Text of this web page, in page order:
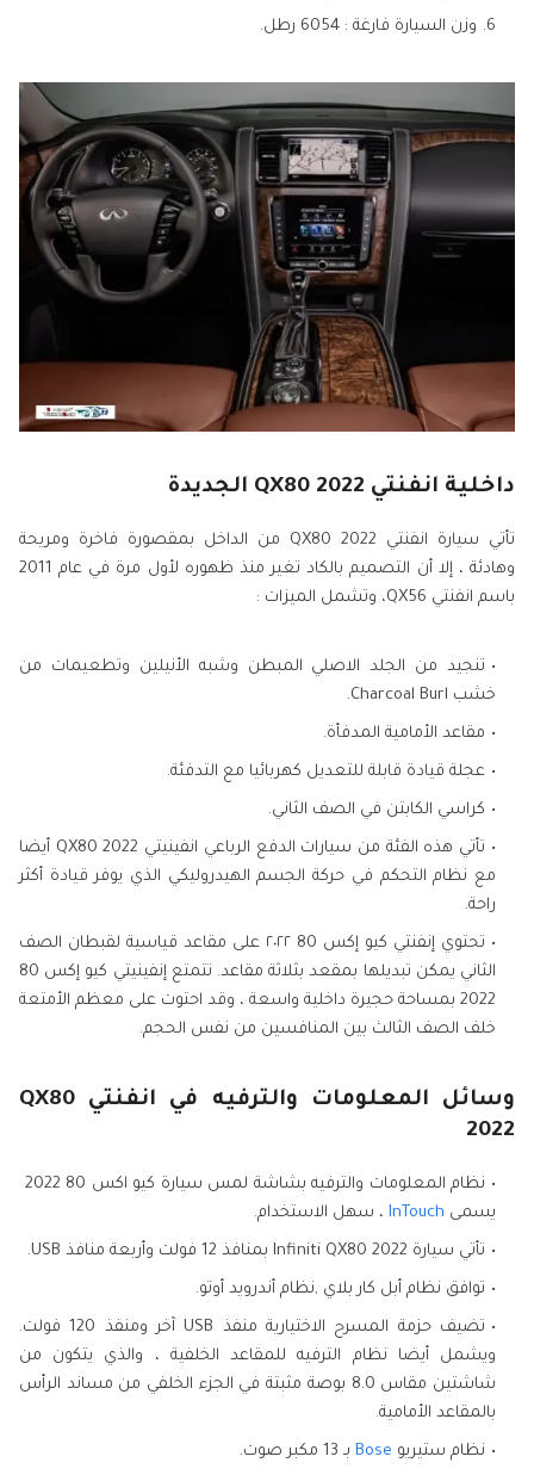
وزن السيارة فارغة : 6054 رطل.
داخلية انفنتي QX80 2022 الجديدة
تأتي سيارة انفنتي QX80 2022 من الداخل بمقصورة فاخرة ومريحة
وهادئة ، إلا أن التصميم بالكاد تغير منذ ظهوره لأول مرة في عام 2011
باسم انفنتي QX56، وتشمل الميزات :
تنجيد من الجلد الاصلي المبطن وشبه الأنيلين وتطعيمات من
خشب Charcoal Burl.
مقاعد الأمامية المدفأة.
عجلة قيادة قابلة للتعديل كهربائيا مع التدفئة.
كراسي الكابتن في الصف الثاني.
تأتي هذه الفئة من سيارات الدفع الرباعي انفينيتي QX80 2022 أيضا
مع نظام التحكم في حركة الجسم الهيدروليكي الذي يوفر قيادة أكثر
راحة.
تحتوي إنفنتي كيو إكس 80 ٢٠٢٢ على مقاعد قياسية لقبطان الصف
الثاني يمكن تبديلها بمقعد بثلاثة مقاعد. تتمتع إنفينيتي كيو إكس 80
2022 بمساحة حجيرة داخلية واسعة ، وقد احتوت على معظم الأمتعة
خلف الصف الثالث بين المنافسين من نفس الحجم.
وسائل المعلومات والترفيه في انفنتي QX80
2022
يسمى InTouch ، سهل الاستخدام.
تأتي سيارة Infiniti QX80 2022 بمنافذ 12 فولت وأربعة منافذ USB.
توافق نظام أبل كار بلاي ,نظام أندرويد أوتو.
تضيف حزمة المسرح الاختيارية منفذ USB آخر ومنفذ 120 فولت.
ويشمل أيضا نظام الترفيه للمقاعد الخلفية ، والذي يتكون من
شاشتين مقاس 8.0 بوصة مثبتة في الجزء الخلفي من مساند الرأس
بالمقاعد الأمامية.
نظام ستيريو Bose بـ 13 مكبر صوت.